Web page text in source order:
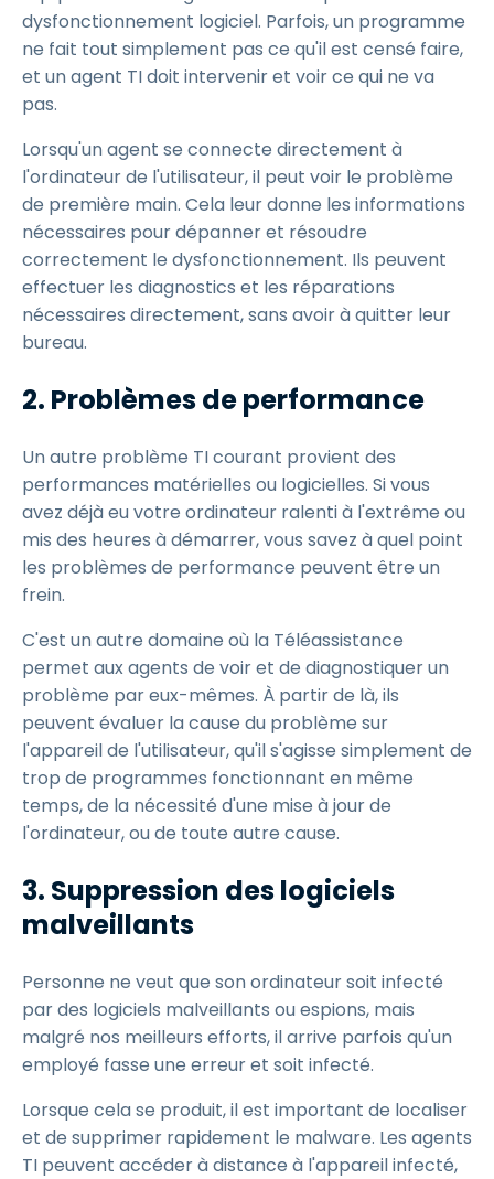
dysfonctionnement logiciel. Parfois, un programme
ne fait tout simplement pas ce qu'il est censé faire,
et un agent TI doit intervenir et voir ce qui ne va
pas.
Lorsqu'un agent se connecte directement à
l'ordinateur de l'utilisateur, il peut voir le problème
de première main. Cela leur donne les informations
nécessaires pour dépanner et résoudre
correctement le dysfonctionnement. Ils peuvent
effectuer les diagnostics et les réparations
nécessaires directement, sans avoir à quitter leur
bureau.
2. Problèmes de performance
Un autre problème TI courant provient des
performances matérielles ou logicielles. Si vous
avez déjà eu votre ordinateur ralenti à l'extrême ou
mis des heures à démarrer, vous savez à quel point
les problèmes de performance peuvent être un
frein.
C'est un autre domaine où la Téléassistance
permet aux agents de voir et de diagnostiquer un
problème par eux-mêmes. À partir de là, ils
peuvent évaluer la cause du problème sur
l'appareil de l'utilisateur, qu'il s'agisse simplement de
trop de programmes fonctionnant en même
temps, de la nécessité d'une mise à jour de
l'ordinateur, ou de toute autre cause.
3. Suppression des logiciels
malveillants
Personne ne veut que son ordinateur soit infecté
par des logiciels malveillants ou espions, mais
malgré nos meilleurs efforts, il arrive parfois qu'un
employé fasse une erreur et soit infecté.
Lorsque cela se produit, il est important de localiser
et de supprimer rapidement le malware. Les agents
TI peuvent accéder à distance à l'appareil infecté,